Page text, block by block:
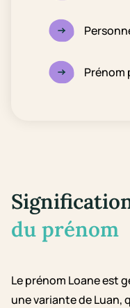
Prénom
du prénom
Le prénom Loane est
une variante de Luan,